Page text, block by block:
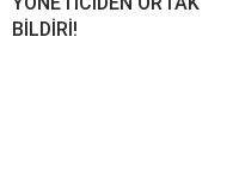
BİLDİRİ!